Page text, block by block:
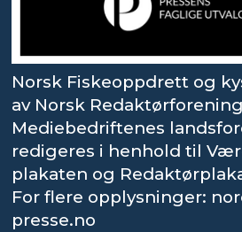
Norsk Fiskeoppdrett og
av Norsk
Mediebedriftenes
redigeres i henhold til
plakaten og
For flere opplysninger:
presse.no